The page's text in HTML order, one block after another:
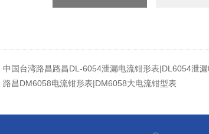
中国台湾路昌路昌DL-6054泄漏电流钳形表|DL6054泄
路昌DM6058电流钳形表|DM6058大电流钳型表